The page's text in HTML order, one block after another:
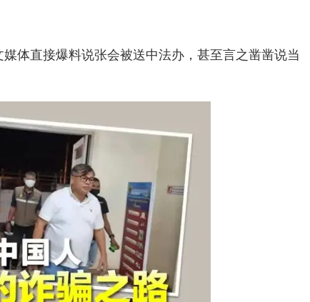
体直接爆料说张会被送中法办，甚至言之凿凿说当